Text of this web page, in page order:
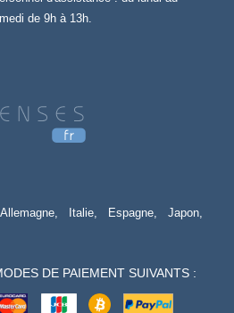
de 9h à 13h.
Allemagne, Italie, Espagne,
Japon,
DE PAIEMENT SUIVANTS :